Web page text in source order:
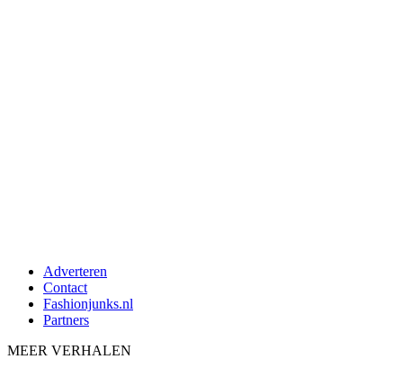
Adverteren
Contact
Fashionjunks.nl
Partners
MEER VERHALEN